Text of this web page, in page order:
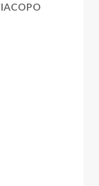
IACOPO